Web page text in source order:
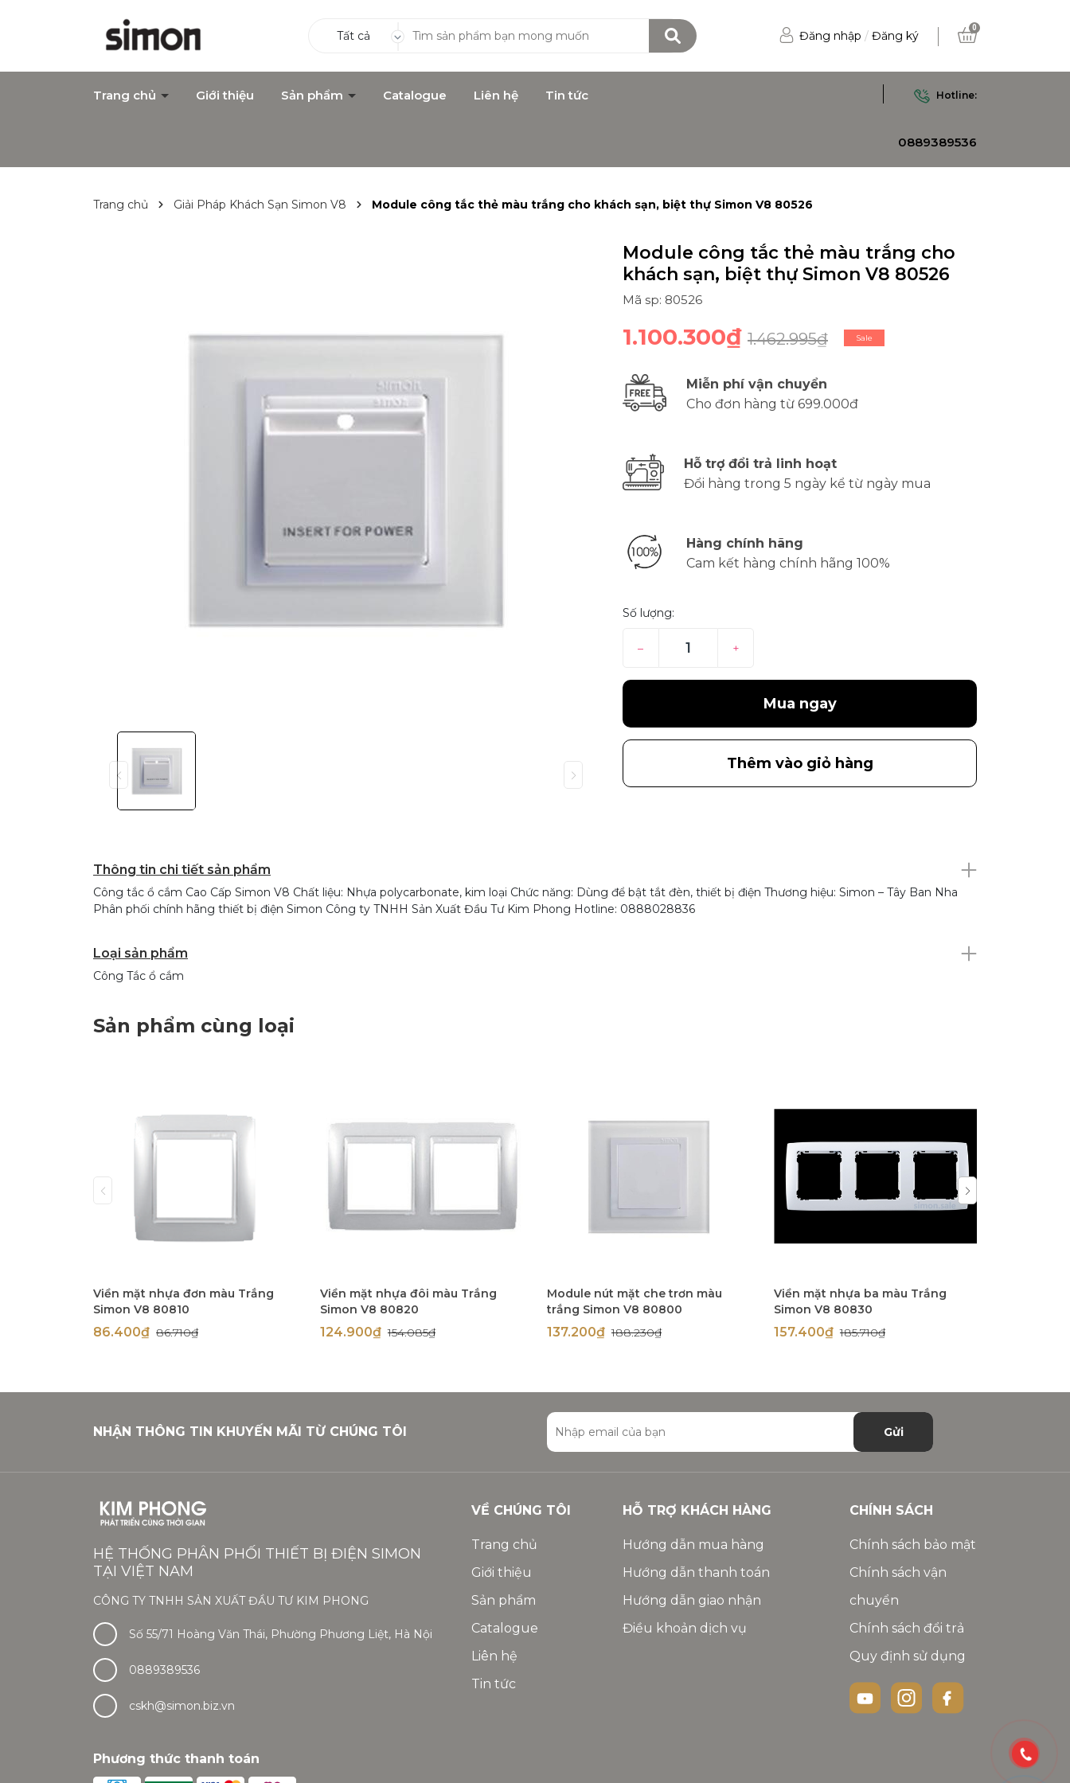
Tất cả Đăng nhập / Đăng ký
0
Trang chủ Giới thiệu Sản phẩm Catalogue Liên hệ Tin tức Hotline:
0889389536
Trang chủ Giải Pháp Khách Sạn Simon V8 Module công tắc thẻ màu trắng cho khách sạn, biệt thự Simon V8 80526
Module công tắc thẻ màu trắng cho
khách sạn, biệt thự Simon V8 80526
Mã sp: 80526
1.100.300₫ 1.462.995₫ Sale
Miễn phí vận chuyển
Cho đơn hàng từ 699.000đ
Hỗ trợ đổi trả linh hoạt
Đổi hàng trong 5 ngày kể từ ngày mua
Hàng chính hãng
Cam kết hàng chính hãng 100%
Số lượng:
– +
Mua ngay
Thêm vào giỏ hàng
Thông tin chi tiết sản phẩm
Công tắc ổ cắm Cao Cấp Simon V8 Chất liệu: Nhựa polycarbonate, kim loại Chức năng: Dùng để bật tắt đèn, thiết bị điện Thương hiệu: Simon – Tây Ban Nha
Phân phối chính hãng thiết bị điện Simon Công ty TNHH Sản Xuất Đầu Tư Kim Phong Hotline: 0888028836
Loại sản phẩm
Công Tắc ổ cắm
Sản phẩm cùng loại
Viền mặt nhựa đơn màu Trắng
Simon V8 80810
86.400₫ 86.710₫
Viền mặt nhựa đôi màu Trắng
Simon V8 80820
124.900₫154.085₫
Module nút mặt che trơn màu
trắng Simon V8 80800
137.200₫188.230₫
Viền mặt nhựa ba màu Trắng
Simon V8 80830
157.400₫185.710₫
NHẬN THÔNG TIN KHUYẾN MÃI TỪ CHÚNG TÔI Gửi
HỆ THỐNG PHÂN PHỐI THIẾT BỊ ĐIỆN SIMON
TẠI VIỆT NAM
CÔNG TY TNHH SẢN XUẤT ĐẦU TƯ KIM PHONG
Số 55/71 Hoàng Văn Thái, Phường Phương Liệt, Hà Nội
0889389536
cskh@simon.biz.vn
Phương thức thanh toán
VỀ CHÚNG TÔI
Trang chủ
Giới thiệu
Sản phẩm
Catalogue
Liên hệ
Tin tức
HỖ TRỢ KHÁCH HÀNG
Hướng dẫn mua hàng
Hướng dẫn thanh toán
Hướng dẫn giao nhận
Điều khoản dịch vụ
CHÍNH SÁCH
Chính sách bảo mật
Chính sách vận
chuyển
Chính sách đổi trả
Quy định sử dụng